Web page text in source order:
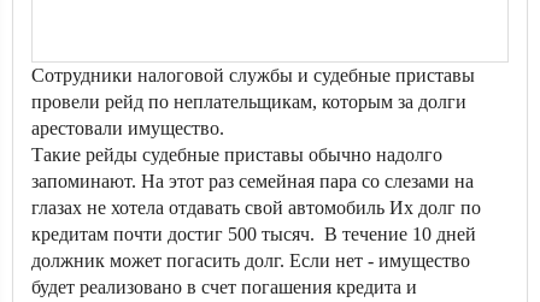
Сотрудники налоговой службы и судебные приставы
провели рейд по неплательщикам, которым за долги
арестовали имущество.
Такие рейды судебные приставы обычно надолго
запоминают. На этот раз семейная пара со слезами на
глазах не хотела отдавать свой автомобиль Их долг по
кредитам почти достиг 500 тысяч. В течение 10 дней
должник может погасить долг. Если нет - имущество
будет реализовано в счет погашения кредита и